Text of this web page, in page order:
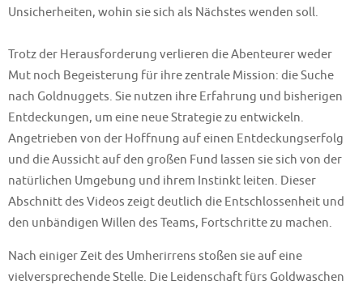
Unsicherheiten, wohin sie sich als Nächstes wenden soll.
Trotz der Herausforderung verlieren die Abenteurer weder
Mut noch Begeisterung für ihre zentrale Mission: die Suche
nach Goldnuggets. Sie nutzen ihre Erfahrung und bisherigen
Entdeckungen, um eine neue Strategie zu entwickeln.
Angetrieben von der Hoffnung auf einen Entdeckungserfolg
und die Aussicht auf den großen Fund lassen sie sich von der
natürlichen Umgebung und ihrem Instinkt leiten. Dieser
Abschnitt des Videos zeigt deutlich die Entschlossenheit und
den unbändigen Willen des Teams, Fortschritte zu machen.
Nach einiger Zeit des Umherirrens stoßen sie auf eine
vielversprechende Stelle. Die Leidenschaft fürs Goldwaschen